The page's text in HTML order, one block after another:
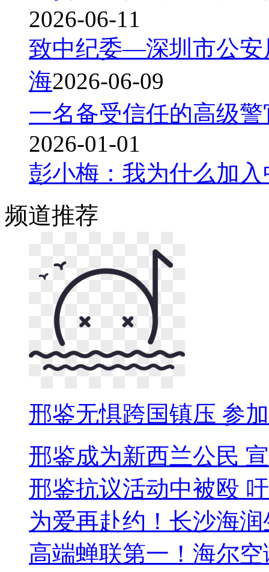
2026-06-11
致中纪委—深圳市公安
海2026-06-09
一名备受信任的高级
2026-01-01
彭小梅：我为什么加
频道推荐
邢鉴无惧跨国镇压 参
邢鉴成为新西兰公民
邢鉴抗议活动中被殴
为爱再赴约！长沙海
高端蝉联第一！海尔